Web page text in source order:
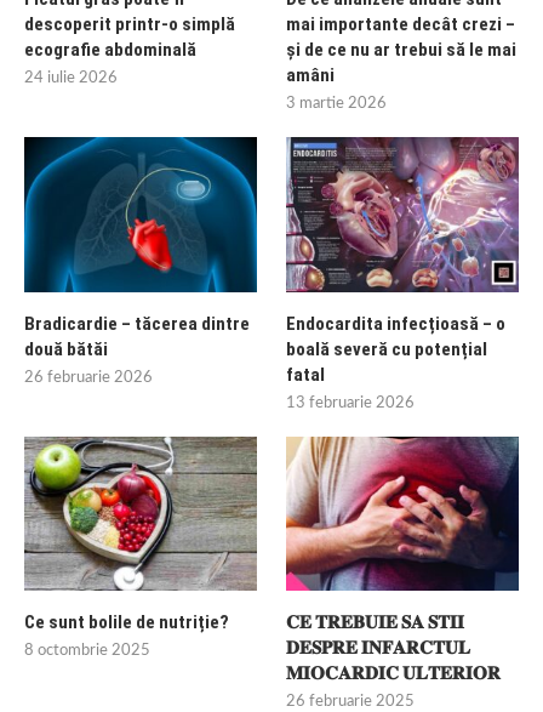
descoperit printr-o simplă
ecografie abdominală
24 iulie 2026
mai importante decât crezi –
și de ce nu ar trebui să le mai
amâni
3 martie 2026
Bradicardie – tăcerea dintre
două bătăi
26 februarie 2026
Endocardita infecțioasă – o
boală severă cu potențial
fatal
13 februarie 2026
Ce sunt bolile de nutriție?
8 octombrie 2025
𝐂𝐄 𝐓𝐑𝐄𝐁𝐔𝐈𝐄 𝐒𝐀 𝐒𝐓𝐈𝐈
𝐃𝐄𝐒𝐏𝐑𝐄 𝐈𝐍𝐅𝐀𝐑𝐂𝐓𝐔𝐋
𝐌𝐈𝐎𝐂𝐀𝐑𝐃𝐈𝐂 𝐔𝐋𝐓𝐄𝐑𝐈𝐎𝐑
26 februarie 2025